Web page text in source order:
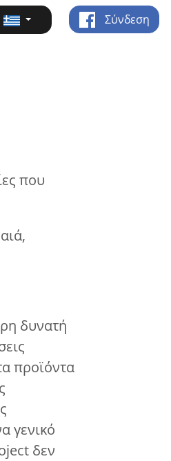
Σύνδεση
που
δυνατή
προϊόντα
γενικό
δεν